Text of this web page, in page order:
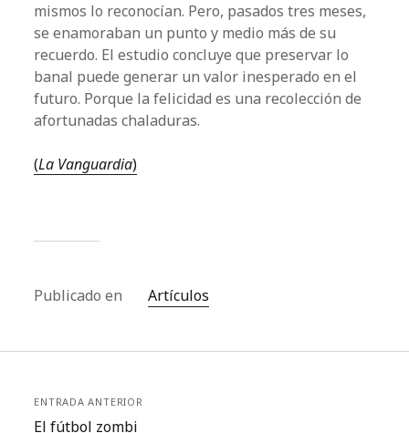
mismos lo reconocían. Pero, pasados tres meses,
se enamoraban un punto y medio más de su
recuerdo. El estudio concluye que preservar lo
banal puede generar un valor inesperado en el
futuro. Porque la felicidad es una recolección de
afortunadas chaladuras.
(La Vanguardia)
Publicado en Artículos
ENTRADA ANTERIOR
El fútbol zombi